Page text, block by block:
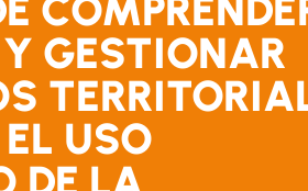
GESTIONAR
USO